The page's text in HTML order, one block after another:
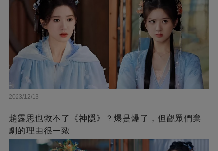
2023/12/13
趙露思也救不了《神隱》？爆是爆了，但觀眾們棄
劇的理由很一致